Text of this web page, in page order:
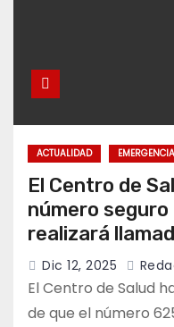
ACTUALIDAD
El Centro de
número seguro
realizará
Dic 12, 2025
El Centro de Salud
de que el número